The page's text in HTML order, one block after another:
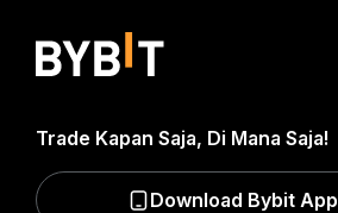
Trade Kapan Saja, Di Mana Saja!
Download Bybit App